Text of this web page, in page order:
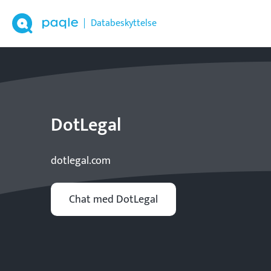
Databeskyttelse
DotLegal
dotlegal.com
Chat med DotLegal